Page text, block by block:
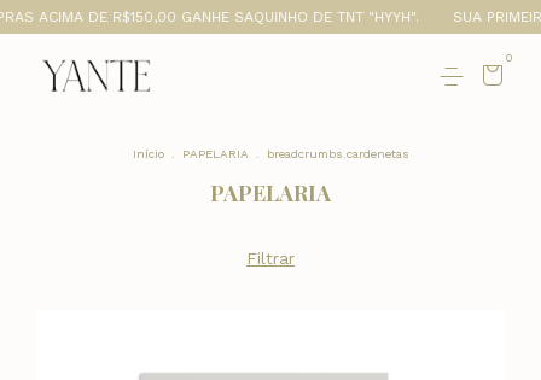
GANHE SAQUINHO DE TNT "HYYH". SUA PRIMEIRA COMPRA NA
0
Início PAPELARIA breadcrumbs.cardenetas
PAPELARIA
Filtrar